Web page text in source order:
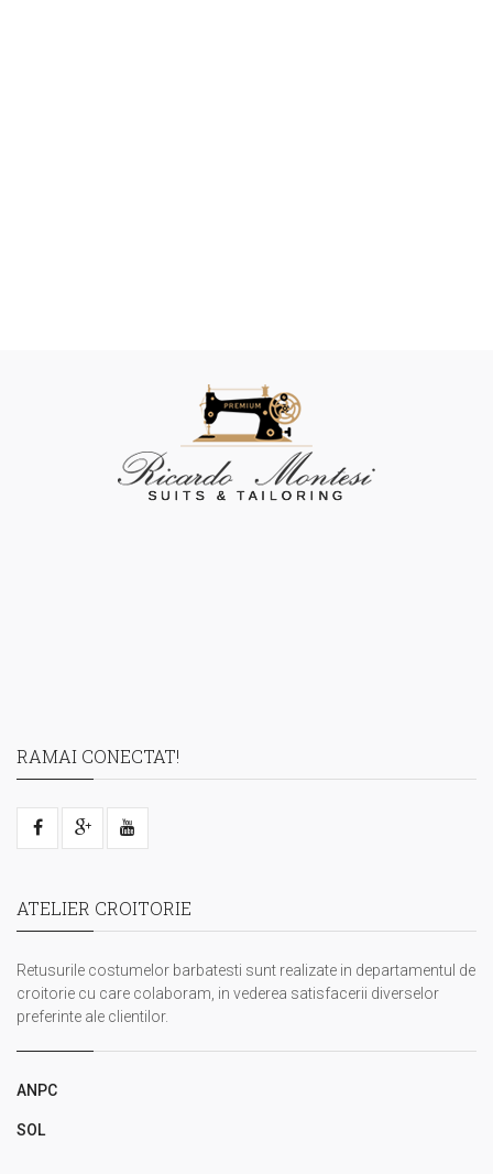
RAMAI CONECTAT!
ATELIER CROITORIE
Retusurile costumelor barbatesti sunt realizate in departamentul de
croitorie cu care colaboram, in vederea satisfacerii diverselor
preferinte ale clientilor.
ANPC
SOL